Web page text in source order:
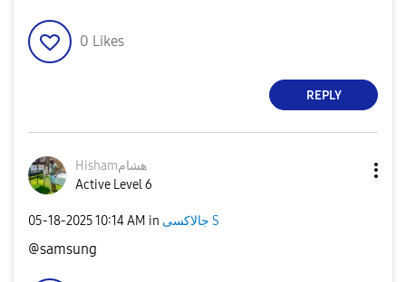
0 Likes
REPLY
Hishamهشام
Active Level 6
‎05-18-202510:14 AM in جالاكسى S
@samsung